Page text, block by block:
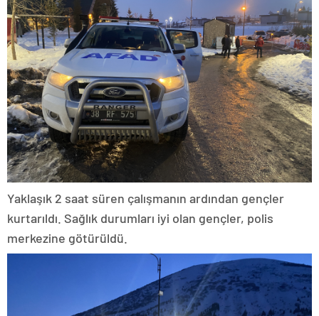
Yaklaşık 2 saat süren çalışmanın ardından gençler
kurtarıldı. Sağlık durumları iyi olan gençler, polis
merkezine götürüldü.